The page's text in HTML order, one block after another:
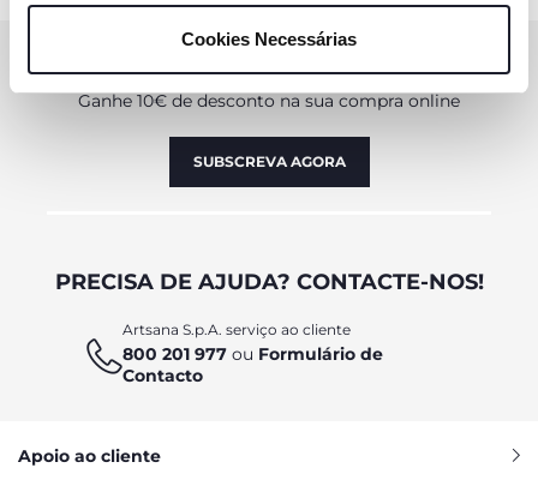
são necessários e essenciais para garantir o
funcionamento desta página.
Cookies Necessárias
Ganhe 10€ de desconto na sua compra online
SUBSCREVA AGORA
PRECISA DE AJUDA? CONTACTE-NOS!
Artsana S.p.A. serviço ao cliente
800 201 977 ou Formulário de
Contacto
Apoio ao cliente